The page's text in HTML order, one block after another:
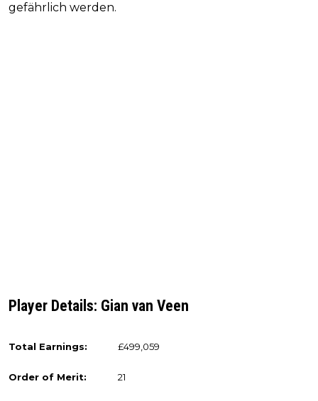
gefährlich werden.
Player Details: Gian van Veen
Total Earnings: £499,059
Order of Merit: 21